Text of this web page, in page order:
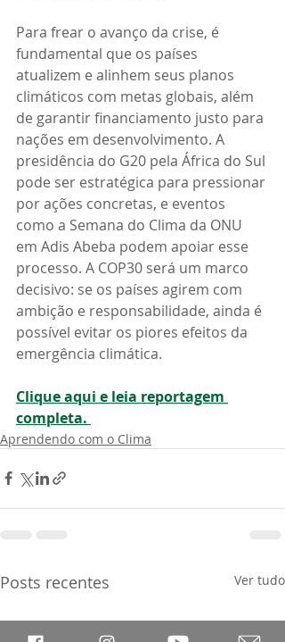
Para frear o avanço da crise, é
fundamental que os países
atualizem e alinhem seus planos
climáticos com metas globais, além
de garantir financiamento justo para
nações em desenvolvimento. A
presidência do G20 pela África do Sul
pode ser estratégica para pressionar
por ações concretas, e eventos
como a Semana do Clima da ONU
em Adis Abeba podem apoiar esse
processo. A COP30 será um marco
decisivo: se os países agirem com
ambição e responsabilidade, ainda é
possível evitar os piores efeitos da
emergência climática.
Clique aqui e leia reportagem
completa.
Aprendendo com o Clima
Posts recentes Ver tudo